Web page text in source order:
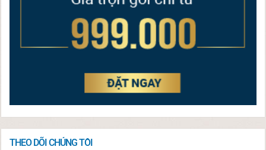
THEO DÕI CHÚNG TÔI